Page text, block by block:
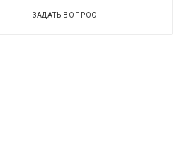
ЗАДАТЬ ВОПРОС